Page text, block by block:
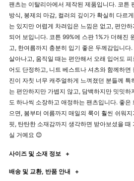
팬츠는 이탈리아에서 제작된 제품입니다. 코튼
방식, 봉제의 마감, 컬러의 깊이가 확실히 다르
는 있지만 어렵게 차려입은 느낌은 없고, 편안
되어 보입니다. 코튼 99%에 스판 1%가 더해진
고, 한여름까지 충분히 입기 좋은 두께감입니
살아나고, 움직일 때는 편안해서 오래 입어도
어도 단정하고, 니트 베스트나 셔츠와 함께하면
진이 자칫 너무 캐주얼하게 느껴졌던 분들께 특
는 편안하지만 가볍지 않고, 담백하지만 밋밋하
도 하나씩 소장하고 애정하는 팬츠입니다. 좋은
으면, 봄부터 여름까지 매일의 룩이 훨씬 쉬워
핏, 탄탄한 소재감까지 생각하면 받아보셨을 때
실 거예요 😊
사이즈 및 소재 정보 +
배송 및 교환, 반품 안내 +